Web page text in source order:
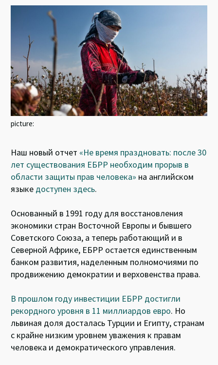
ky
ke
dI
n
k
at
sA
p
p
picture:
Наш новый отчет «Не время праздновать: после 30
лет существования ЕБРР необходим прорыв в
области защиты прав человека» на английском
языке доступен здесь.
Основанный в 1991 году для восстановления
экономики стран Восточной Европы и бывшего
Советского Союза, а теперь работающий и в
Северной Африке, ЕБРР остается единственным
банком развития, наделенным полномочиями по
продвижению демократии и верховенства права.
В прошлом году инвестиции ЕБРР достигли
рекордного уровня в 11 миллиардов евро. Но
львиная доля досталась Турции и Египту, странам
с крайне низким уровнем уважения к правам
человека и демократического управления.